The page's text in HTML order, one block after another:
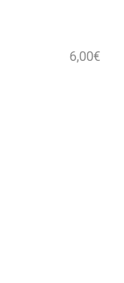
6,00€